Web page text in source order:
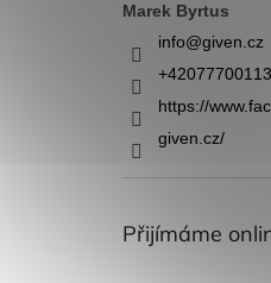
Marek Byrtus
info@given.cz
https://
given.cz/
Přijímáme